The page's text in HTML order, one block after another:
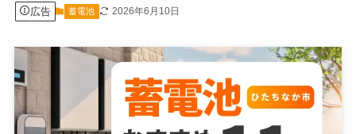
広告 蓄電池 2026年6月10日